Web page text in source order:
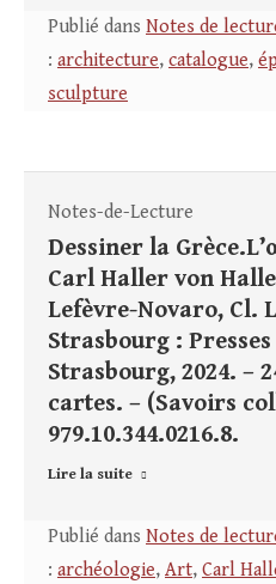
Publié dans Notes de
: architecture, catalogue,
sculpture
Notes-de-Lecture
Dessiner la
Carl Haller von
Lefèvre-Novaro, Cl.
Strasbourg :
Strasbourg, 2024. –
cartes. – (Savoirs
979.10.344.0216.8.
Lire la suite
Publié dans Notes de
: archéologie, Art, Carl